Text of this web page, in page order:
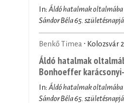
In: Áldó hatalmak
Sándor Béla 65.
Benkő Timea ∙ Kolozsvár
Áldó hatalmak
Bonhoeffer
In: Áldó hatalmak
Sándor Béla 65.